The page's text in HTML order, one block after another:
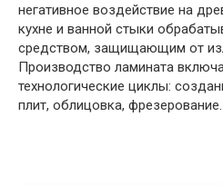
негативное воздействие на
кухне и ванной стыки
средством, защищающим от
Производство ламината
технологические циклы:
плит, облицовка, фрезерование.